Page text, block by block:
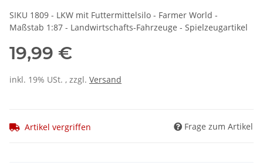
SIKU 1809 - LKW mit Futtermittelsilo - Farmer World -
Maßstab 1:87 - Landwirtschafts-Fahrzeuge - Spielzeugartikel
19,99 €
inkl. 19% USt. , zzgl. Versand
Artikel vergriffen Frage zum Artikel